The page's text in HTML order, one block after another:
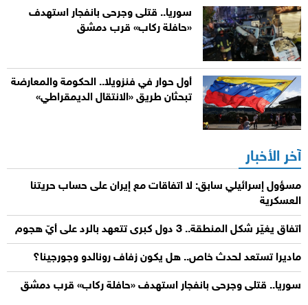
سوريا.. قتلى وجرحى بانفجار استهدف
«حافلة ركاب» قرب دمشق
أول حوار في فنزويلا.. الحكومة والمعارضة
تبحثان طريق «الانتقال الديمقراطي»
آخر الأخبار
مسؤول إسرائيلي سابق: لا اتفاقات مع إيران على حساب حريتنا
العسكرية
اتفاق يغيّر شكل المنطقة.. 3 دول كبرى تتعهد بالرد على أيّ هجوم
ماديرا تستعد لحدث خاص.. هل يكون زفاف رونالدو وجورجينا؟
سوريا.. قتلى وجرحى بانفجار استهدف «حافلة ركاب» قرب دمشق